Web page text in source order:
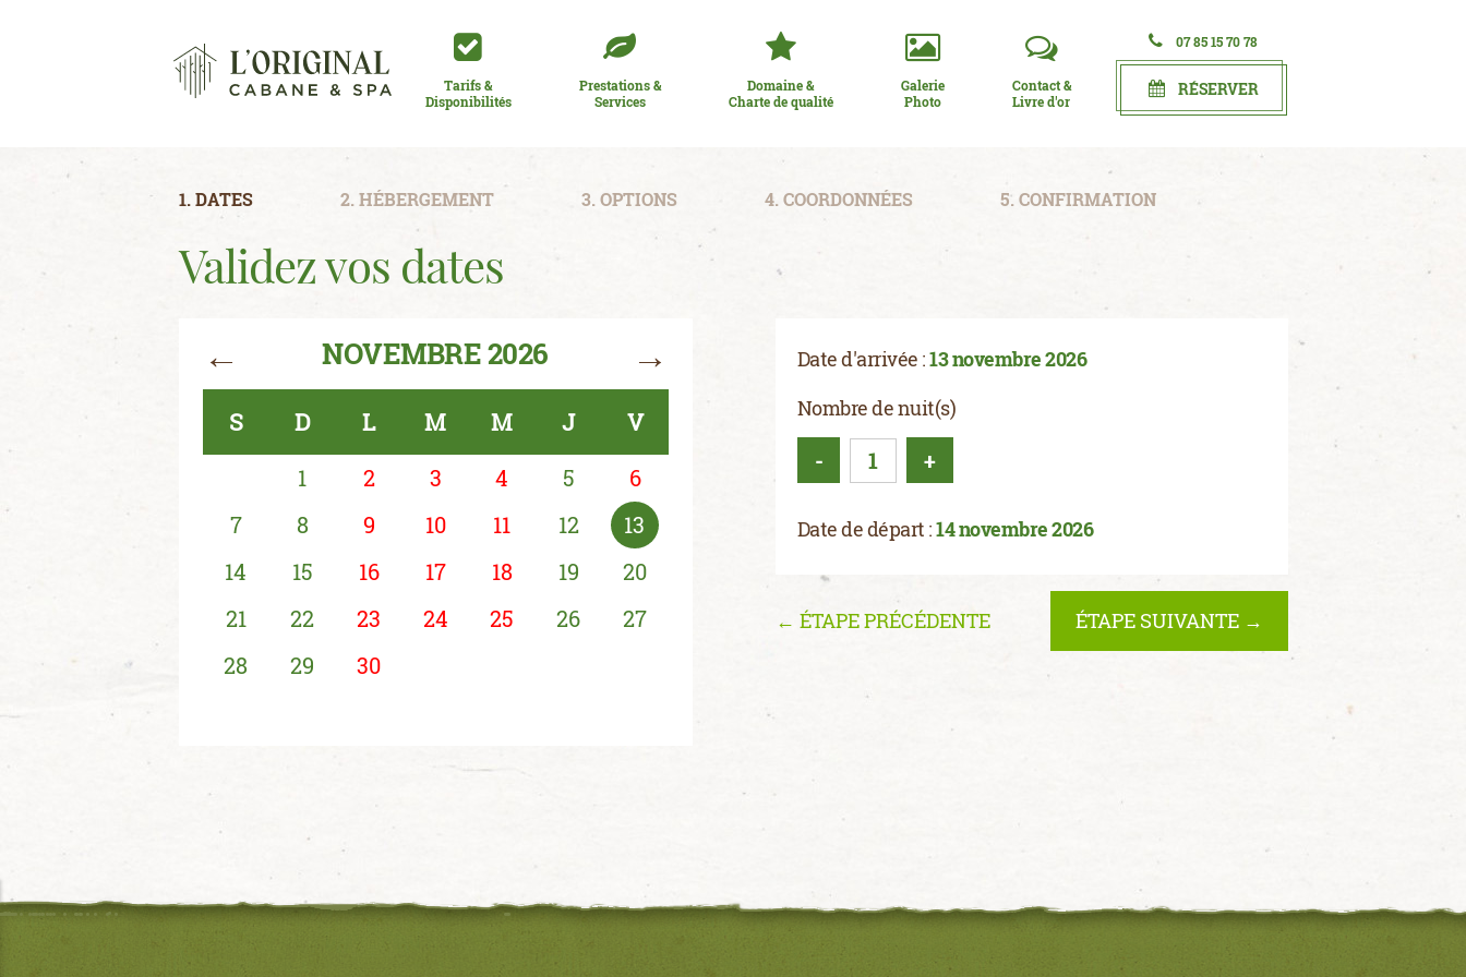
Tarifs &
Disponibilités
Prestations &
Services
Domaine &
Charte de qualité
Galerie
Photo
Contact &
Livre d'or
07 85 15 70 78
RÉSERVER
1. DATES 2. HÉBERGEMENT 3. OPTIONS 4. COORDONNÉES 5. CONFIRMATION
Validez vos dates
← →
NOVEMBRE 2026
S D L M M J V
1 2 3 4 5
6
7
8 9 10 11 12
13
14
15 16 17 18 19
20
21
22 23 24 25 26
27
28
29 30
Date d'arrivée :13 novembre 2026
Nombre de nuit(s)
- +
Date de départ :14 novembre 2026
← ÉTAPE PRÉCÉDENTE ÉTAPE SUIVANTE →